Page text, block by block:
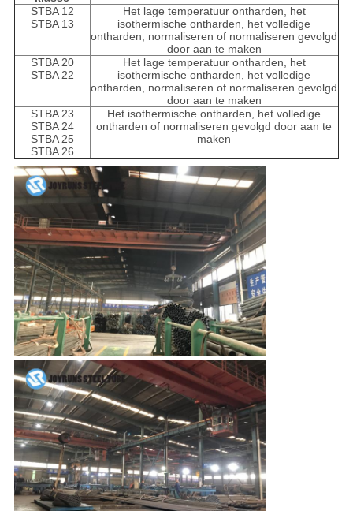
STBA 12
STBA 13
Het lage temperatuur ontharden, het
isothermische ontharden, het volledige
ontharden, normaliseren of normaliseren gevolgd
door aan te maken
STBA 20
STBA 22
Het lage temperatuur ontharden, het
isothermische ontharden, het volledige
ontharden, normaliseren of normaliseren gevolgd
door aan te maken
STBA 23
STBA 24
STBA 25
STBA 26
Het isothermische ontharden, het volledige
ontharden of normaliseren gevolgd door aan te
maken